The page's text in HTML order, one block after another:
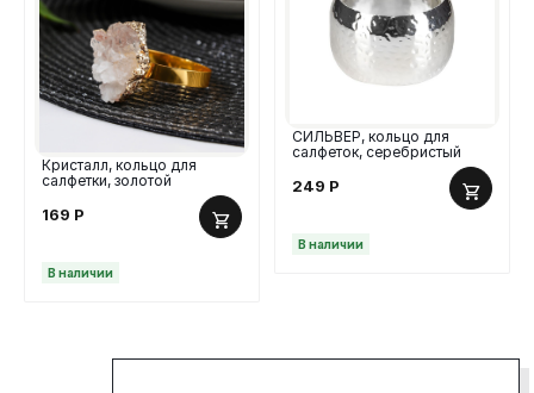
Кристалл, кольцо для
салфетки, золотой
169 Р
В наличии
СИЛЬВЕР, кольцо для
салфеток, серебристый
249 Р
В наличии